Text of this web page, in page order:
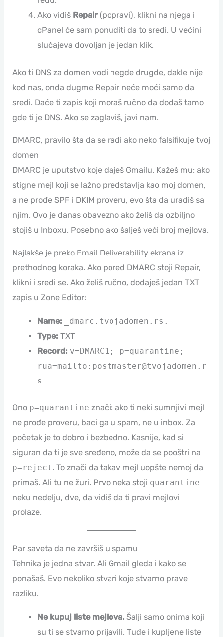
Ako vidiš Repair(popravi), klikni na njega i
cPanel će sam ponuditi da to sredi. U većini
slučajeva dovoljan je jedan klik.
Ako ti DNS za domen vodi negde drugde, dakle nije
kod nas, onda dugme Repair neće moći samo da
sredi. Daće ti zapis koji moraš ručno da dodaš tamo
gde ti je DNS. Ako se zaglaviš, javi nam.
DMARC, pravilo šta da se radi ako neko falsifikuje tvoj
domen
DMARC je uputstvo koje daješ Gmailu. Kažeš mu: ako
stigne mejl koji se lažno predstavlja kao moj domen,
a ne prođe SPF i DKIM proveru, evo šta da uradiš sa
njim. Ovo je danas obavezno ako želiš da ozbiljno
stojiš u Inboxu. Posebno ako šalješ veći broj mejlova.
Najlakše je preko Email Deliverability ekrana iz
prethodnog koraka. Ako pored DMARC stoji Repair,
klikni i sredi se. Ako želiš ručno, dodaješ jedan TXT
zapis u Zone Editor:
Name:
_dmarc.tvojadomen.rs.
Type: TXT
Record: v=DMARC1; p=quarantine;
rua=mailto:postmaster@tvojadomen.r
s
Ono p=quarantine znači: ako ti neki sumnjivi mejl
ne prođe proveru, baci ga u spam, ne u inbox. Za
početak je to dobro i bezbedno. Kasnije, kad si
siguran da ti je sve sređeno, može da se pooštri na
p=reject. To znači da takav mejl uopšte nemoj da
primaš. Ali tu ne žuri. Prvo neka stoji quarantine
neku nedelju, dve, da vidiš da ti pravi mejlovi
prolaze.
Par saveta da ne završiš u spamu
Tehnika je jedna stvar. Ali Gmail gleda i kako se
ponašaš. Evo nekoliko stvari koje stvarno prave
razliku.
Ne kupuj liste mejlova.Šalji samo onima koji
su ti se stvarno prijavili. Tuđe i kupljene liste